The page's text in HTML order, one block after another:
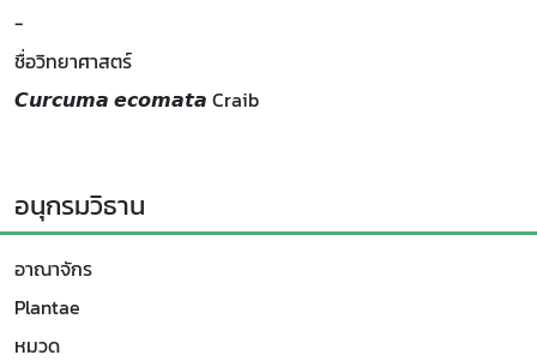
-
ชื่อวิทยาศาสตร์
𝘾𝙪𝙧𝙘𝙪𝙢𝙖 𝙚𝙘𝙤𝙢𝙖𝙩𝙖 Craib
อนุกรมวิธาน
อาณาจักร
Plantae
หมวด